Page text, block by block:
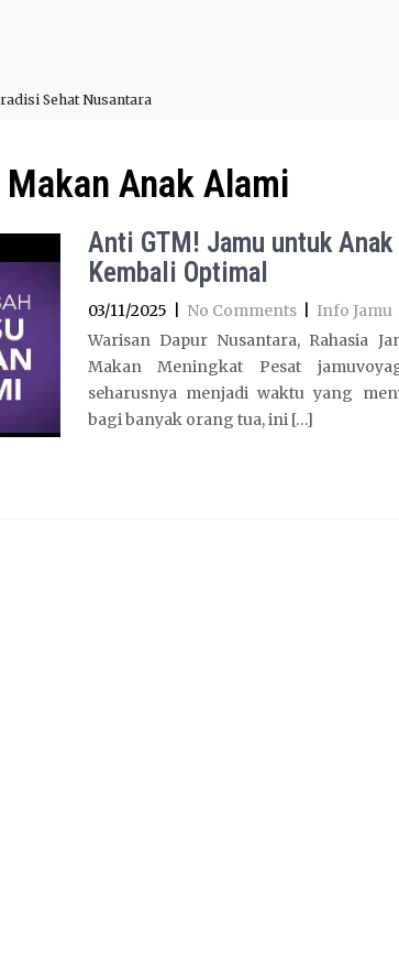
Sehat Nusantara
Anak Alami
Anti GTM! Jamu untuk
Kembali Optimal
03/11/2025 No Comments
Info Jamu
Warisan Dapur Nusantara, Rahasia
Makan Meningkat Pesat
seharusnya menjadi waktu yang
bagi banyak orang tua, ini […]